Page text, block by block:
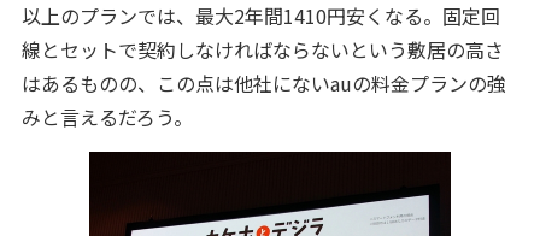
以上のプランでは、最大2年間1410円安くなる。固定回
線とセットで契約しなければならないという敷居の高さ
はあるものの、この点は他社にないauの料金プランの強
みと言えるだろう。